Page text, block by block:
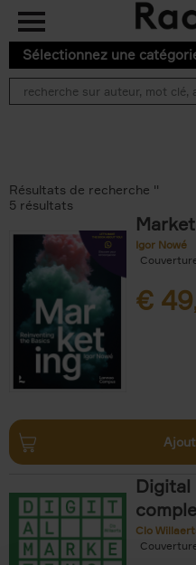
Aller au contenu principal
Sélectionnez une
Résultats de recherche ''
5 résultats
Igor Nowé
€
Digital
Clo